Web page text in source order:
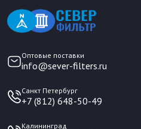
Оптовые поставки
info@sever-filters.ru
Санкт Петербург
+7 (812) 648-50-49
Калининград